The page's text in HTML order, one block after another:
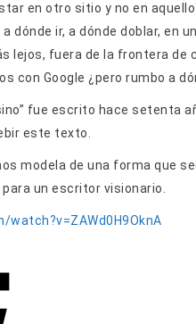
en otro sitio y no en
dónde ir, a dónde doblar, en
lejos, fuera de la frontera de
con Google ¿pero rumbo a
fue escrito hace setenta
este texto.
modela de una forma que
un escritor visionario.